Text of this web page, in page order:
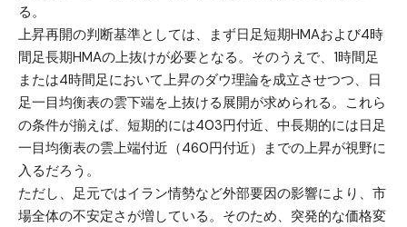
る。
上昇再開の判断基準としては、まず日足短期HMAおよび4時
間足長期HMAの上抜けが必要となる。そのうえで、1時間足
または4時間足において上昇のダウ理論を成立させつつ、日
足一目均衡表の雲下端を上抜ける展開が求められる。これら
の条件が揃えば、短期的には403円付近、中長期的には日足
一目均衡表の雲上端付近（460円付近）までの上昇が視野に
入るだろう。
ただし、足元ではイラン情勢など外部要因の影響により、市
場全体の不安定さが増している。そのため、突発的な価格変